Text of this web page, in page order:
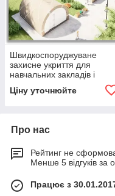
Швидкоспоруджуване
захисне укриття для
навчальних закладів і
підприємств до 280 осіб
Ціну уточнюйте
Про нас
Рейтинг не
Менше 5 відгуків за
Працює з